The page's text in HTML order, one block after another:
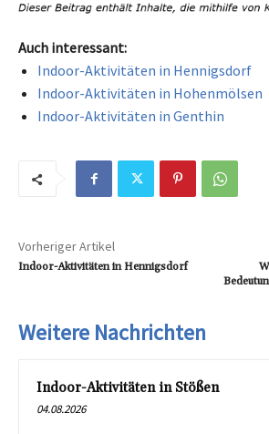
Auch interessant:
Indoor-Aktivitäten in Hennigsdorf
Indoor-Aktivitäten in Hohenmölsen
Indoor-Aktivitäten in Genthin
Vorheriger Artikel
Indoor-Aktivitäten in Hennigsdorf
Weitere Nachrichten
Indoor-Aktivitäten in Stößen
04.08.2026